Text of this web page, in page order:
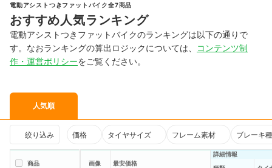
電動アシストつきファットバイク全7商品
おすすめ人気ランキング
電動アシストつきファットバイクのランキングは以下の通りで
す。なおランキングの算出ロジックについては、
コンテンツ制
作・運営ポリシーをご覧ください。
人気順
絞り込み 価格 タイヤサイズ フレーム素材 ブレーキ
商品 画像 最安価格
詳細情報